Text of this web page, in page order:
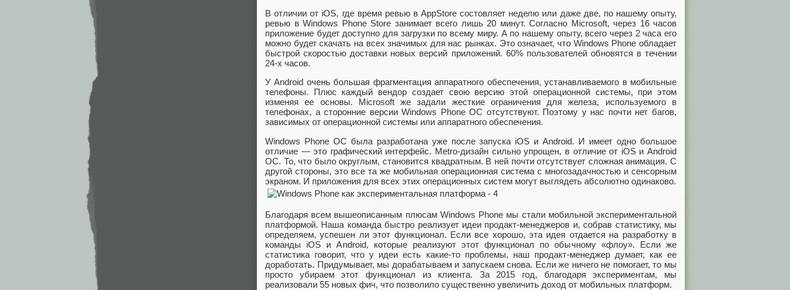
В отличии от iOS, где время ревью в AppStore состовляет неделю или даже две, по нашему опыту,
ревью в Windows Phone Store занимает всего лишь 20 минут. Согласно Microsoft, через 16 часов
приложение будет доступно для загрузки по всему миру. А по нашему опыту, всего через 2 часа его
можно будет скачать на всех значимых для нас рынках. Это означает, что Windows Phone обладает
быстрой скоростью доставки новых версий приложений. 60% пользователей обновятся в течении
24-х часов.
У Android очень большая фрагментация аппаратного обеспечения, устанавливаемого в мобильные
телефоны. Плюс каждый вендор создает свою версию этой операционной системы, при этом
изменяя ее основы. Microsoft же задали жесткие ограничения для железа, используемого в
телефонах, а сторонние версии Windows Phone ОС отсутствуют. Поэтому у нас почти нет багов,
зависимых от операционной системы или аппаратного обеспечения.
Windows Phone ОС была разработана уже после запуска iOS и Android. И имеет одно большое
отличие — это графический интерфейс. Metro-дизайн сильно упрощен, в отличие от iOS и Android
ОС. То, что было округлым, становится квадратным. В ней почти отсутствует сложная анимация. С
другой стороны, это все та же мобильная операционная система с многозадачностью и сенсорным
экраном. И приложения для всех этих операционных систем могут выглядеть абсолютно одинаково.
Благодаря всем вышеописанным плюсам Windows Phone мы стали мобильной экспериментальной
платформой. Наша команда быстро реализует идеи продакт-менеджеров и, собрав статистику, мы
определяем, успешен ли этот функционал. Если все хорошо, эта идея отдается на разработку в
команды iOS и Android, которые реализуют этот функционал по обычному «флоу». Если же
статистика говорит, что у идеи есть какие-то проблемы, наш продакт-менеджер думает, как ее
доработать. Придумывает, мы дорабатываем и запускаем снова. Если же ничего не помогает, то мы
просто убираем этот функционал из клиента. За 2015 год, благодаря экспериментам, мы
реализовали 55 новых фич, что позволило существенно увеличить доход от мобильных платформ.